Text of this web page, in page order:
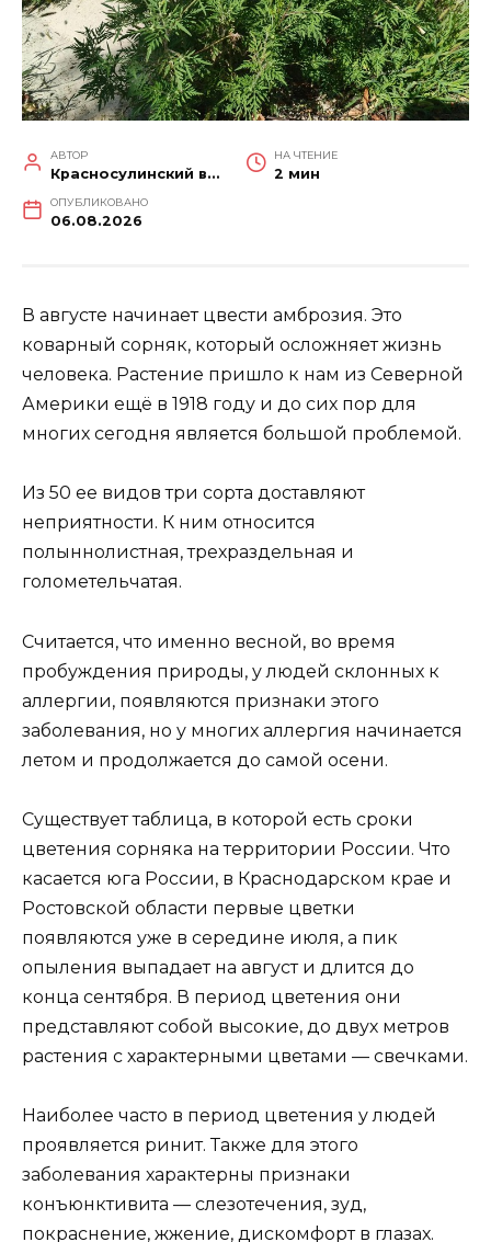
АВТОР
Красносулинский вестник
НА ЧТЕНИЕ
2 мин
ОПУБЛИКОВАНО
06.08.2026
В августе начинает цвести амброзия. Это
коварный сорняк, который осложняет жизнь
человека. Растение пришло к нам из Северной
Америки ещё в 1918 году и до сих пор для
многих сегодня является большой проблемой.
Из 50 ее видов три сорта доставляют
неприятности. К ним относится
полыннолистная, трехраздельная и
голометельчатая.
Считается, что именно весной, во время
пробуждения природы, у людей склонных к
аллергии, появляются признаки этого
заболевания, но у многих аллергия начинается
летом и продолжается до самой осени.
Существует таблица, в которой есть сроки
цветения сорняка на территории России. Что
касается юга России, в Краснодарском крае и
Ростовской области первые цветки
появляются уже в середине июля, а пик
опыления выпадает на август и длится до
конца сентября. В период цветения они
представляют собой высокие, до двух метров
растения с характерными цветами — свечками.
Наиболее часто в период цветения у людей
проявляется ринит. Также для этого
заболевания характерны признаки
конъюнктивита — слезотечения, зуд,
покраснение, жжение, дискомфорт в глазах.